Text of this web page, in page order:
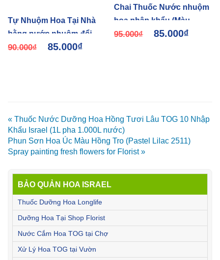
BẢO QUẢN HOA ISRAEL
Thuốc Dưỡng Hoa Longlife
Dưỡng Hoa Tại Shop Florist
Nước Cắm Hoa TOG tại Chợ
Xử Lý Hoa TOG tại Vườn
Tự Nhuộm Hoa Tại Nhà
bằng nước nhuộm đổi
màu hoa công nghệ Israel
90.000₫ 85.000₫
Chai Thuốc Nước nhuộm
hoa nhập khẩu (Màu
Hồng Phấn 1L màu hoàn
95.000₫ 85.000₫
« Thuốc Nước Dưỡng Hoa Hồng Tươi Lâu TOG 10 Nhập
Khẩu Israel (1L pha 1.000L nước)
Phun Sơn Hoa Úc Màu Hồng Tro (Pastel Lilac 2511)
Spray painting fresh flowers for Florist »